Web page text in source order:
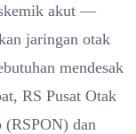
akut —
jaringan otak
mendesak
RS Pusat Otak
dan